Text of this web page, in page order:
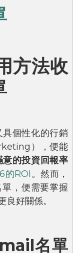
方法收
個性化的行銷
），便能
意的投資回報率
的ROI。然而，
，便需要掌握
好關係。
名單